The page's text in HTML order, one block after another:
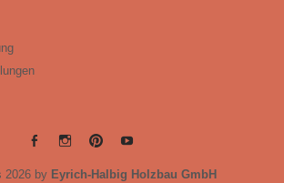
EYRICH-EYRICH-EYRICH-EYRICH-
2026 by Eyrich-Halbig Holzbau GmbH